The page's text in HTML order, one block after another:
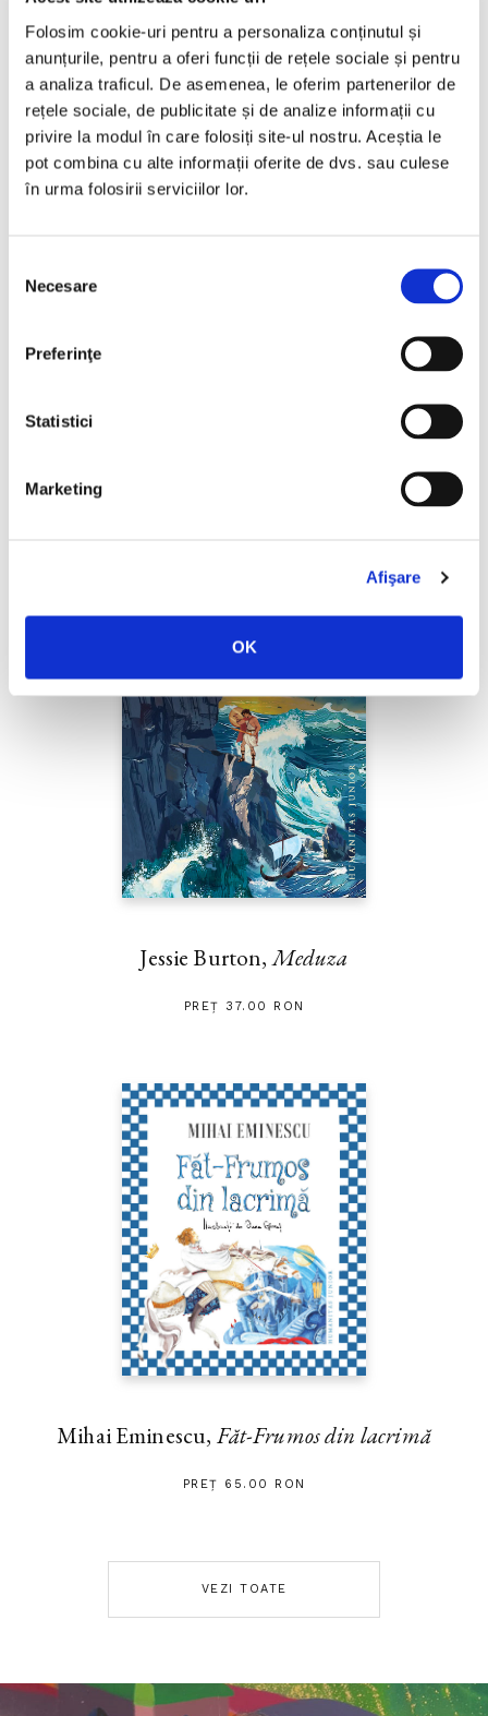
Folosim cookie-uri pentru a personaliza conținutul și
anunțurile, pentru a oferi funcții de rețele sociale și pentru
a analiza traficul. De asemenea, le oferim partenerilor de
rețele sociale, de publicitate și de analize informații cu
privire la modul în care folosiți site-ul nostru. Aceștia le
pot combina cu alte informații oferite de dvs. sau culese
în urma folosirii serviciilor lor.
consimțământului
Necesare
Preferinţe
Statistici
Marketing
Afişare
OK
Jessie Burton,Meduza
PREȚ 37.00 RON
Mihai Eminescu, Făt-Frumos din lacrimă
PREȚ 65.00 RON
VEZI TOATE